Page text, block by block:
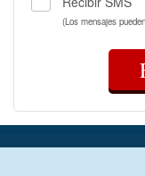
(Los mensajes